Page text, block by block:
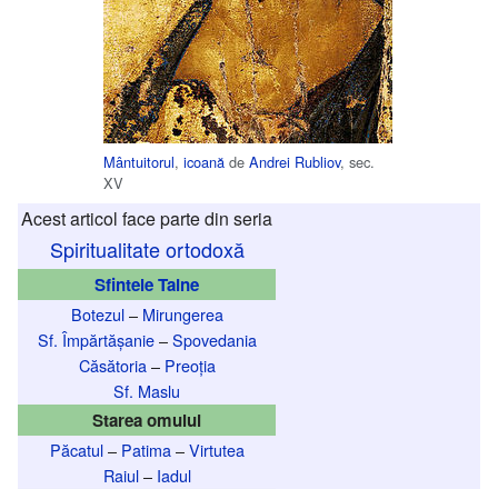
Mântuitorul, icoană de Andrei Rubliov, sec.
XV
Acest articol face parte din seria
Spiritualitate ortodoxă
Sfintele Taine
Botezul– Mirungerea
Sf. Împărtășanie–Spovedania
Căsătoria– Preoția
Sf. Maslu
Starea omului
Păcatul– Patima–Virtutea
Raiul– Iadul